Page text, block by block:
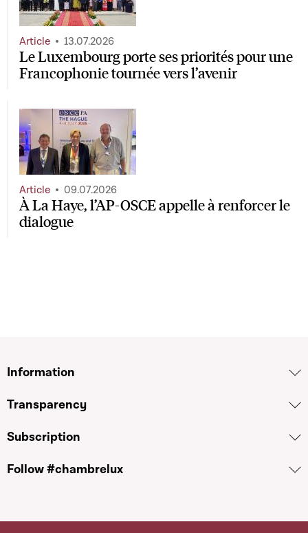
Le Luxembourg porte ses priorités pour une
Francophonie tournée vers l’avenir
Article 13.07.2026
À La Haye, l’AP-OSCE appelle à renforcer le
dialogue
Article 09.07.2026
Information
Transparency
Subscription
Follow #chambrelux